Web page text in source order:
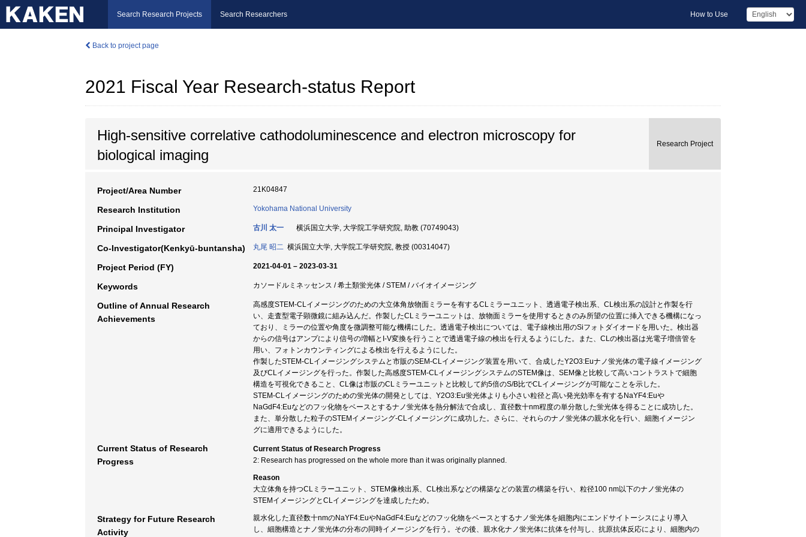
Search Research Projects Search Researchers How to Use
Back to project page
2021 Fiscal Year Research-status Report
High-sensitive correlative cathodoluminescence and electron microscopy for
biological imaging
Research Project
Project/Area Number 21K04847
Research Institution Yokohama National University
Principal Investigator 古川 太一 横浜国立大学, 大学院工学研究院, 助教 (70749043)
Co-Investigator(Kenkyū-buntansha) 丸尾 昭二 横浜国立大学, 大学院工学研究院, 教授 (00314047)
Project Period (FY) 2021-04-01 – 2023-03-31
Keywords カソードルミネッセンス / 希土類蛍光体 / STEM / バイオイメージング
Outline of Annual Research
Achievements
高感度STEM-CLイメージングのための大立体角放物面ミラーを有するCLミラーユニット、透過電子検出系、CL検出系の設計と作製を行
い、走査型電子顕微鏡に組み込んだ。作製したCLミラーユニットは、放物面ミラーを使用するときのみ所望の位置に挿入できる機構になっ
ており、ミラーの位置や角度を微調整可能な機構にした。透過電子検出については、電子線検出用のSiフォトダイオードを用いた。検出器
からの信号はアンプにより信号の増幅とI-V変換を行うことで透過電子線の検出を行えるようにした。また、CLの検出器は光電子増倍管を
用い、フォトンカウンティングによる検出を行えるようにした。
作製したSTEM-CLイメージングシステムと市販のSEM-CLイメージング装置を用いて、合成したY2O3:Euナノ蛍光体の電子線イメージング
及びCLイメージングを行った。作製した高感度STEM-CLイメージングシステムのSTEM像は、SEM像と比較して高いコントラストで細胞
構造を可視化できること、CL像は市販のCLミラーユニットと比較して約5倍のS/B比でCLイメージングが可能なことを示した。
STEM-CLイメージングのための蛍光体の開発としては、Y2O3:Eu蛍光体よりも小さい粒径と高い発光効率を有するNaYF4:Euや
NaGdF4:Euなどのフッ化物をベースとするナノ蛍光体を熱分解法で合成し、直径数十nm程度の単分散した蛍光体を得ることに成功した。
また、単分散した粒子のSTEMイメージング-CLイメージングに成功した。さらに、それらのナノ蛍光体の親水化を行い、細胞イメージン
グに適用できるようにした。
Current Status of Research
Progress
Current Status of Research Progress
2: Research has progressed on the whole more than it was originally planned.
Reason
大立体角を持つCLミラーユニット、STEM像検出系、CL検出系などの構築などの装置の構築を行い、粒径100 nm以下のナノ蛍光体の
STEMイメージングとCLイメージングを達成したため。
Strategy for Future Research
Activity
親水化した直径数十nmのNaYF4:EuやNaGdF4:Euなどのフッ化物をベースとするナノ蛍光体を細胞内にエンドサイトーシスにより導入
し、細胞構造とナノ蛍光体の分布の同時イメージングを行う。その後、親水化ナノ蛍光体に抗体を付与し、抗原抗体反応により、細胞内の